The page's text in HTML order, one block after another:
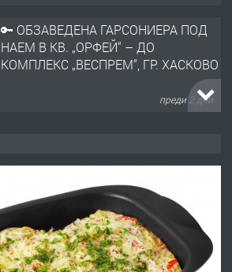
🔑 ОБЗАВЕДЕНА ГАРСОНИЕРА ПОД
НАЕМ В КВ. „ОРФЕЙ“ – ДО
КОМПЛЕКС „ВЕСПРЕМ“, ГР. ХАСКОВО
преди 2 дни
АПАРТАМЕНТ В ЦЕНТЪРА НА ГР.
преди 3 дни
Давам гараж под наем